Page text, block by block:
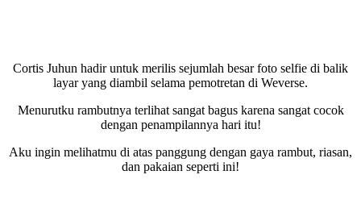
Cortis Juhun hadir untuk merilis sejumlah besar foto selfie di balik
layar yang diambil selama pemotretan di Weverse.
Menurutku rambutnya terlihat sangat bagus karena sangat cocok
dengan penampilannya hari itu!
Aku ingin melihatmu di atas panggung dengan gaya rambut, riasan,
dan pakaian seperti ini!